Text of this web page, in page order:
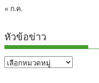
« ก.ค.
หัวข้อข่าว
หัวข้อ